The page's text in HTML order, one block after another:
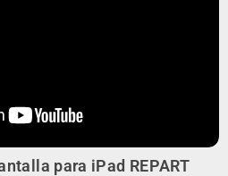
para iPad REPART